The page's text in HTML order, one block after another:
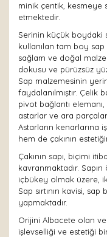
minik çentik, kesmeye
etmektedir.
Serinin küçük boydaki
kullanılan tam boy sap
sağlam ve doğal
dokusu ve pürüzsüz
Sap malzemesinin
faydalanılmıştır. Çelik
pivot bağlantı
astarlar ve ara parçalar,
Astarların kenarlarına
hem de çakının
Çakının sapı, biçimi
kavranmaktadır.
içbükey olmak üzere,
Sap sırtının kavisi,
yapmaktadır.
Orijini Albacete olan ve
işlevselliği ve estetiği